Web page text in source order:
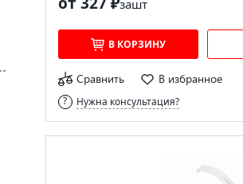
зашт
В КОРЗИНУ
Сравнить В избранное
Нужна консультация?